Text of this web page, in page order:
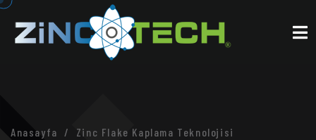
Anasayfa Zinc Flake Kaplama Teknolojisi